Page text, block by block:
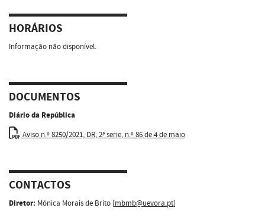
HORÁRIOS
Informação não disponível.
DOCUMENTOS
Diário da República
Aviso n.º 8250/2021, DR, 2ª serie, n.º 86 de 4 de maio
CONTACTOS
Diretor: Mónica Morais de Brito [mbmb@uevora.pt]